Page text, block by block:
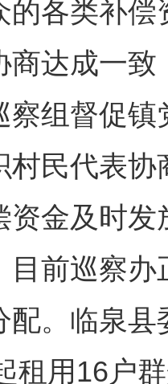
的各类补
商达成一
组督促镇
村民代表
资金及时
目前巡察
配。临泉
租用16户